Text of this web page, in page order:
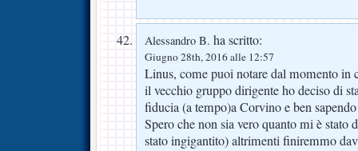
Alessandro B. ha scritto:
Giugno 28th, 2016 alle 12:57
Linus, come puoi notare dal momento in
il vecchio gruppo dirigente ho deciso di
fiducia (a tempo)a Corvino e ben
Spero che non sia vero quanto mi è stato
stato ingigantito) altrimenti finiremmo